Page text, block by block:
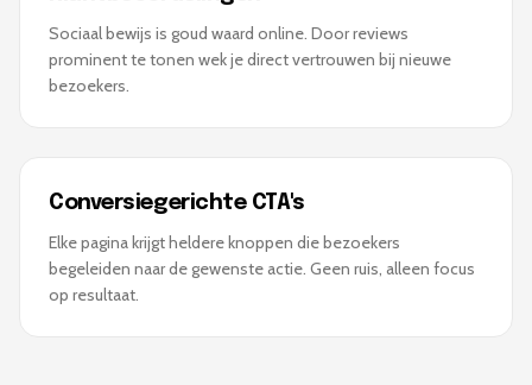
Sociaal bewijs is goud waard online. Door reviews
prominent te tonen wek je direct vertrouwen bij nieuwe
bezoekers.
Conversiegerichte CTA's
Elke pagina krijgt heldere knoppen die bezoekers
begeleiden naar de gewenste actie. Geen ruis, alleen focus
op resultaat.